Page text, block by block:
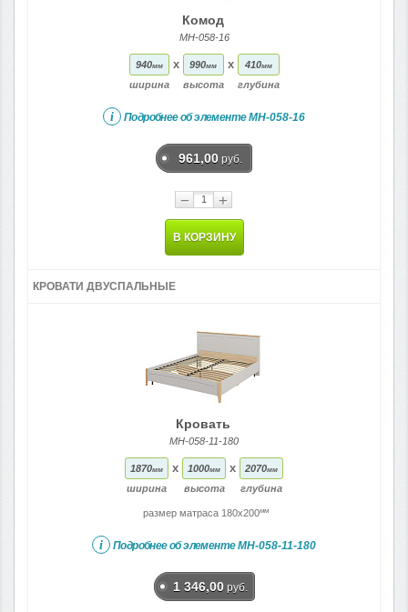
Комод
МН-058-16
940мм
ширина
x 990мм
высота
x 410мм
глубина
i Подробнее об элементеМН-058-16
961,00 руб.
− +
В КОРЗИНУ
КРОВАТИ ДВУСПАЛЬНЫЕ
Кровать
МН-058-11-180
1870мм
ширина
x 1000мм
высота
x 2070мм
глубина
размер матраса 180x200мм
i Подробнее об элементеМН-058-11-180
1 346,00 руб.